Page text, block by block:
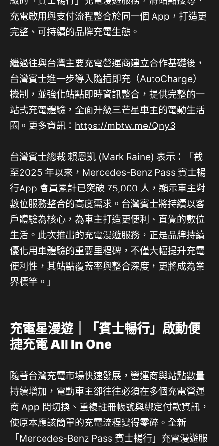
充電啟用與支付流程整合於同一個 App，打造更
完整、可持續的品牌充電生態。
繼過往與台灣主要充電營運商建立合作基礎後，
台灣賓士進一步導入隨插即充（AutoCharge）
機制，並強化站點即時資訊整合，提供完整的一
站式充電體驗，全面升級三芒星車主的電動生活
圈。更多資訊： https://mbtw.me/Qny3
台灣賓士總裁 賴恩凱 (Mark Raine) 表示：「截
至2025 年以來，Mercedes-Benz Pass 賓士暢
行App 會員累計已突破 75,000 人，顯示車主對
數位服務整合的高度需求。台灣賓士將持續以客
戶體驗為核心，為車主打造更便利、直覺的數位
生活。此次推出的充電漫遊服務，正是品牌持續
優化用車體驗的重要里程碑，不僅大幅提升充電
便利性，其站點覆蓋率與整合深度，更將成為業
界標竿。」
充電星漫遊｜「賓士暢行」啟動便
捷充電All In One
隨著台灣充電市場快速發展，營運商與站點數量
持續增加，電動車主卻往往必須在多個充電營運
商 App 間切換、重複註冊帳號與綁定付款資訊，
使原本應該簡單的充電流程變得零碎。全新
「Mercedes-Benz Pass 賓士暢行」充電漫遊服